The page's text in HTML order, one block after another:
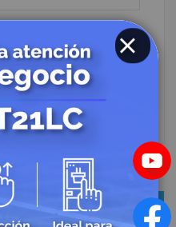
DE PÁGINA
CLOSE